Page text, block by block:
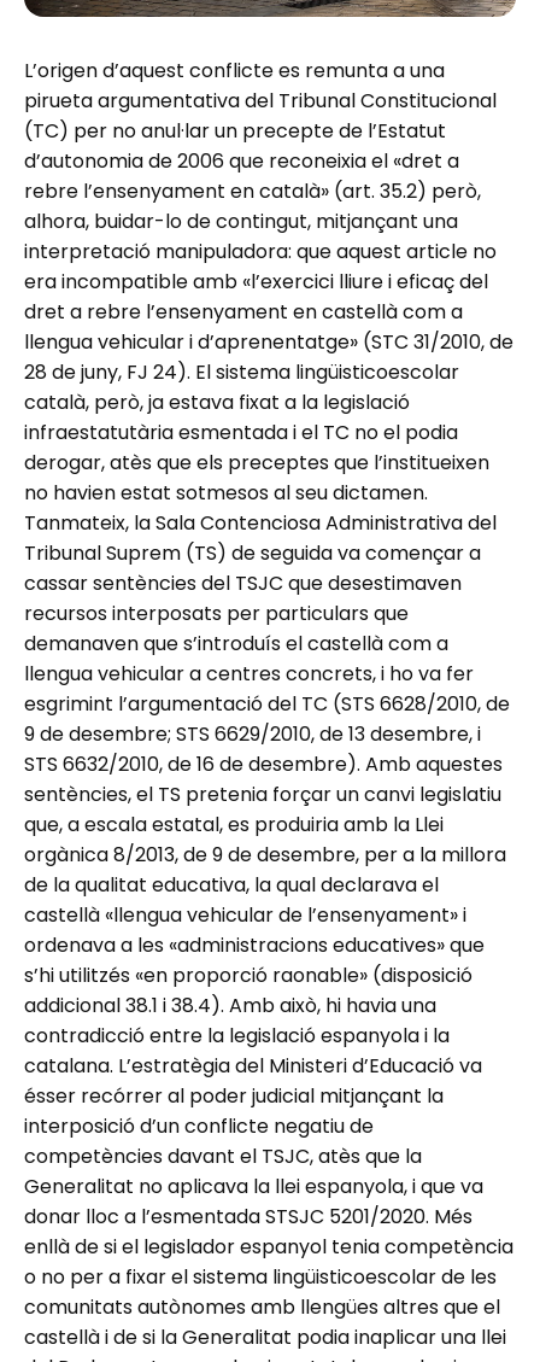
L’origen d’aquest conflicte es remunta a una
pirueta argumentativa del Tribunal Constitucional
(TC) per no anul·lar un precepte de l’Estatut
d’autonomia de 2006 que reconeixia el «dret a
rebre l’ensenyament en català» (art. 35.2) però,
alhora, buidar-lo de contingut, mitjançant una
interpretació manipuladora: que aquest article no
era incompatible amb «l’exercici lliure i eficaç del
dret a rebre l’ensenyament en castellà com a
llengua vehicular i d’aprenentatge» (STC 31/2010, de
28 de juny, FJ 24). El sistema lingüisticoescolar
català, però, ja estava fixat a la legislació
infraestatutària esmentada i el TC no el podia
derogar, atès que els preceptes que l’institueixen
no havien estat sotmesos al seu dictamen.
Tanmateix, la Sala Contenciosa Administrativa del
Tribunal Suprem (TS) de seguida va començar a
cassar sentències del TSJC que desestimaven
recursos interposats per particulars que
demanaven que s’introduís el castellà com a
llengua vehicular a centres concrets, i ho va fer
esgrimint l’argumentació del TC (STS 6628/2010, de
9 de desembre; STS 6629/2010, de 13 desembre, i
STS 6632/2010, de 16 de desembre). Amb aquestes
sentències, el TS pretenia forçar un canvi legislatiu
que, a escala estatal, es produiria amb la Llei
orgànica 8/2013, de 9 de desembre, per a la millora
de la qualitat educativa, la qual declarava el
castellà «llengua vehicular de l’ensenyament» i
ordenava a les «administracions educatives» que
s’hi utilitzés «en proporció raonable» (disposició
addicional 38.1 i 38.4). Amb això, hi havia una
contradicció entre la legislació espanyola i la
catalana. L’estratègia del Ministeri d’Educació va
ésser recórrer al poder judicial mitjançant la
interposició d’un conflicte negatiu de
competències davant el TSJC, atès que la
Generalitat no aplicava la llei espanyola, i que va
donar lloc a l’esmentada STSJC 5201/2020. Més
enllà de si el legislador espanyol tenia competència
o no per a fixar el sistema lingüisticoescolar de les
comunitats autònomes amb llengües altres que el
castellà i de si la Generalitat podia inaplicar una llei